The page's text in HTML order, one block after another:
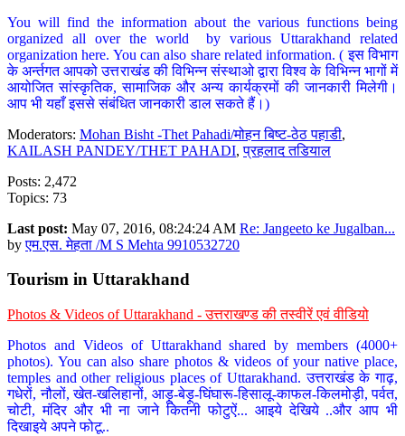
You will find the information about the various functions being
organized all over the world by various Uttarakhand related
organization here. You can also share related information. ( इस विभाग
के अर्न्तगत आपको उत्तराखंड की विभिन्न संस्थाओ द्वारा विश्व के विभिन्न भागों में
आयोजित सांस्कृतिक, सामाजिक और अन्य कार्यक्रमों की जानकारी मिलेगी।
आप भी यहाँ इससे संबंधित जानकारी डाल सकते हैं।)
Moderators: Mohan Bisht -Thet Pahadi/मोहन बिष्ट-ठेठ पहाडी,
KAILASH PANDEY/THET PAHADI,प्रहलाद तडियाल
Posts: 2,472
Topics: 73
Last post: May 07, 2016, 08:24:24 AM Re: Jangeeto ke Jugalban...
byएम.एस. मेहता /M S Mehta 9910532720
Tourism in Uttarakhand
Photos & Videos of Uttarakhand - उत्तराखण्ड की तस्वीरें एवं वीडियो
Photos and Videos of Uttarakhand shared by members (4000+
photos). You can also share photos & videos of your native place,
temples and other religious places of Uttarakhand. उत्तराखंड के गाढ़,
गधेरों, नौलों, खेत-खलिहानों, आड़ू-बेड़ू-घिंघारू-हिसालू-काफल-किलमोड़ी, पर्वत,
चोटी, मंदिर और भी ना जाने कितनी फोटुऐं... आइये देखिये ..और आप भी
दिखाइये अपने फोटू..